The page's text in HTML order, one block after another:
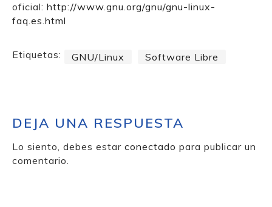
oficial: http://www.gnu.org/gnu/gnu-linux-
faq.es.html
Etiquetas: GNU/Linux Software Libre
DEJA UNA RESPUESTA
Lo siento, debes estar conectado para publicar un
comentario.